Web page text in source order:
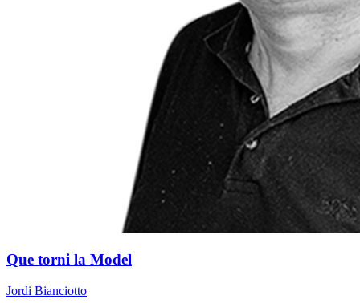
Que torni la Model
Jordi Bianciotto